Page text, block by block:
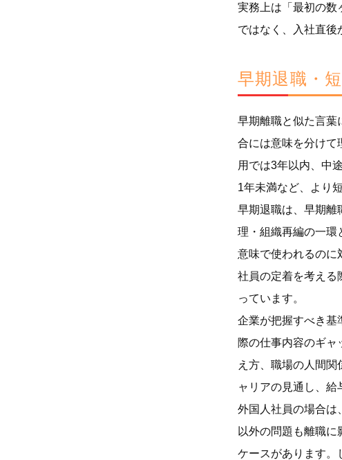
実務上は「最初の数
ではなく、入社直後
早期退職・
早期離職と似た言葉
合には意味を分けて
用では3年以内、中
1年未満など、より
早期退職は、早期離
理・組織再編の一環
意味で使われるのに
社員の定着を考える
っています。
企業が把握すべき基
際の仕事内容のギャ
え方、職場の人間
ャリアの見通し、給
外国人社員の場合は
以外の問題も離職
ケースがあります。